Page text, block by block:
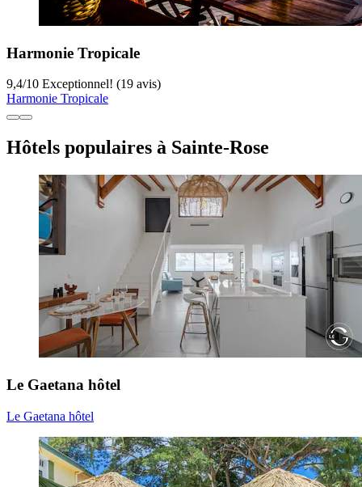
Harmonie Tropicale
9,4/10 Exceptionnel! (19 avis)
Harmonie Tropicale
Hôtels populaires à Sainte-Rose
Le Gaetana hôtel
Le Gaetana hôtel